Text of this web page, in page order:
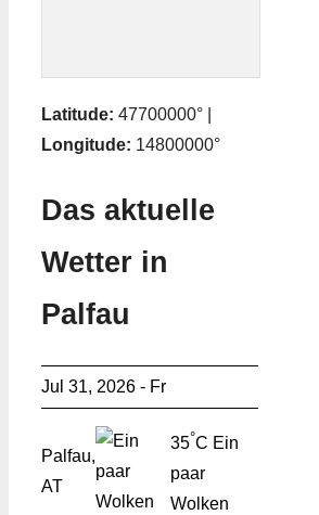
Latitude: 47700000° |
Longitude: 14800000°
Das aktuelle
Wetter in
Palfau
Jul 31, 2026 - Fr
Palfau,
AT
35°C Ein
paar
Wolken